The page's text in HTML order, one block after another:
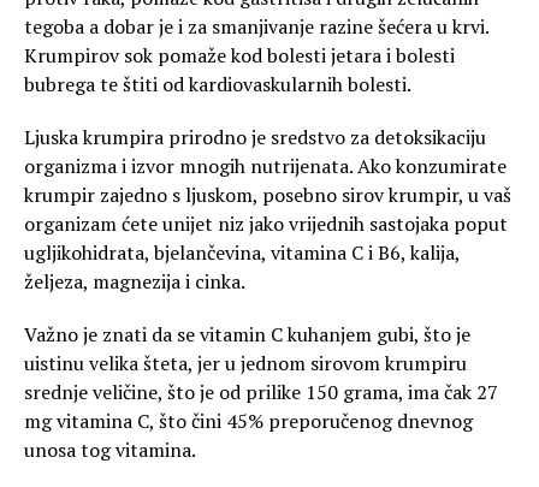
tegoba a dobar je i za smanjivanje razine šećera u krvi.
Krumpirov sok pomaže kod bolesti jetara i bolesti
bubrega te štiti od kardiovaskularnih bolesti.
Ljuska krumpira prirodno je sredstvo za detoksikaciju
organizma i izvor mnogih nutrijenata. Ako konzumirate
krumpir zajedno s ljuskom, posebno sirov krumpir, u vaš
organizam ćete unijet niz jako vrijednih sastojaka poput
ugljikohidrata, bjelančevina, vitamina C i B6, kalija,
željeza, magnezija i cinka.
Važno je znati da se vitamin C kuhanjem gubi, što je
uistinu velika šteta, jer u jednom sirovom krumpiru
srednje veličine, što je od prilike 150 grama, ima čak 27
mg vitamina C, što čini 45% preporučenog dnevnog
unosa tog vitamina.